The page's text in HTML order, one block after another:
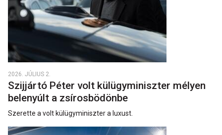
2026. JÚLIUS 2.
Szijjártó Péter volt külügyminiszter mélyen
belenyúlt a zsírosbödönbe
Szerette a volt külügyminiszter a luxust.